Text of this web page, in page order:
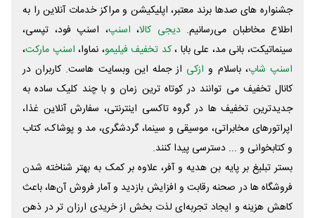
جشنواره های صدها برند معتبر، اپلیکیشن و مراکز خدمات آنلاین را به
اطلاع مخاطبان می‌رسانیم. دیجی کالا، اسنپ، اسنپ فود، تپسی،
سینماتیکت، بانی مد، علی‌ بابا ،کد تخفیف فیلیمو، نماوا، اسنپ مارکت،
اسنپ شاپ، باسلام و ازکی از جمله این وبسایت ‌هاست. کاربران در
کانال تخفیف می توانند در کوتاه ترین زمان و با چند کلیک ساده به
جدیدترین تخفیف ها در گروه تاکسی اینترنتی، سفارش آنلاین غذا،
اپراتورهای مخابراتی، موسیقی و سینما، گردشگری، مد و پوشاک، کتاب
و کتابخوانی و ... دسترسی پیدا کنند.
بستر تبلیغ بر پایه بن هدیه و آفر، علاوه بر کمک به بهتر شناخته شدن
فروشگاه ها در صحنه رقابت و افزایش بازدید و آمار فروش آن‌ها، باعث
کاهش هزینه و ایجاد تجربه‌ای لذت بخش از خریدی ارزان تر در ذهن